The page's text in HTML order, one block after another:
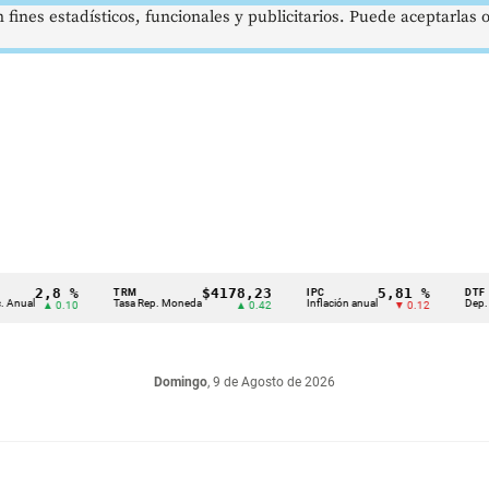
%
▲ 0.10
TRM
Tasa Rep. Moneda
$4178,23
▲ 0.42
IPC
Inflación anual
5,81 %
▼ 0.12
DTF
Dep.
Domingo, 9 de Agosto de 2026
estadísticos, funcionales y publicitarios. Puede aceptarlas